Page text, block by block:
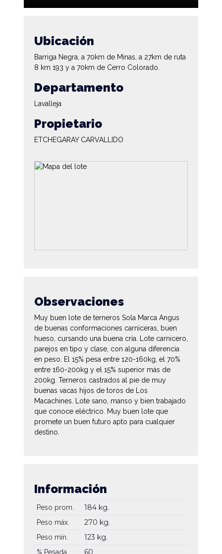
Ubicación
Barriga Negra, a 70km de Minas, a 27km de ruta
8 km 193 y a 70km de Cerro Colorado.
Departamento
Lavalleja
Propietario
ETCHEGARAY CARVALLIDO
Observaciones
Muy buen lote de terneros Sola Marca Angus
de buenas conformaciones carniceras, buen
hueso, cursando una buena cría. Lote carnicero,
parejos en tipo y clase, con alguna diferencia
en peso. El 15% pesa entre 120-160kg, el 70%
entre 160-200kg y el 15% superior más de
200kg. Terneros castrados al pie de muy
buenas vacas hijos de toros de Los
Macachines. Lote sano, manso y bien trabajado
que conoce eléctrico. Muy buen lote que
promete un buen futuro apto para cualquier
destino.
Información
Peso prom. 184 kg.
Peso máx. 270 kg.
Peso mín. 123 kg.
% Pesada 60